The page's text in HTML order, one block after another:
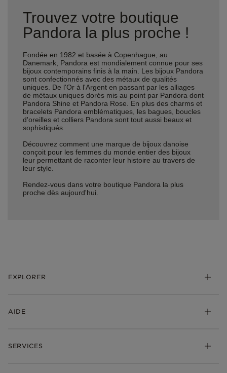
Trouvez votre boutique
Pandora la plus proche !
Fondée en 1982 et basée à Copenhague, au
Danemark, Pandora est mondialement connue pour ses
bijoux contemporains finis à la main. Les bijoux Pandora
sont confectionnés avec des métaux de qualités
uniques. De l'Or à l'Argent en passant par les alliages
de métaux uniques dorés mis au point par Pandora dont
Pandora Shine et Pandora Rose. En plus des charms et
bracelets Pandora emblématiques, les bagues, boucles
d'oreilles et colliers Pandora sont tout aussi beaux et
sophistiqués.
Découvrez comment une marque de bijoux danoise
conçoit pour les femmes du monde entier des bijoux
leur permettant de raconter leur histoire au travers de
leur style.
Rendez-vous dans votre boutique Pandora la plus
proche dès aujourd'hui.
EXPLORER
Bijoux
AIDE
Suivre ma commande
SERVICES